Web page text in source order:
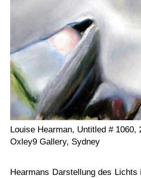
Louise Hearman, Untitled #
Oxley9 Gallery, Sydney
Hearmans Darstellung des